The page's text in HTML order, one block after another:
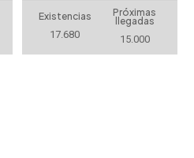
Existencias
17.680
Próximas
llegadas
15.000